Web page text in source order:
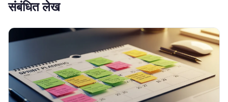
संबंधित लेख